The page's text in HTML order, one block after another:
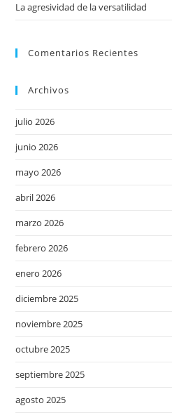
La agresividad de la versatilidad
Comentarios Recientes
Archivos
julio 2026
junio 2026
mayo 2026
abril 2026
marzo 2026
febrero 2026
enero 2026
diciembre 2025
noviembre 2025
octubre 2025
septiembre 2025
agosto 2025